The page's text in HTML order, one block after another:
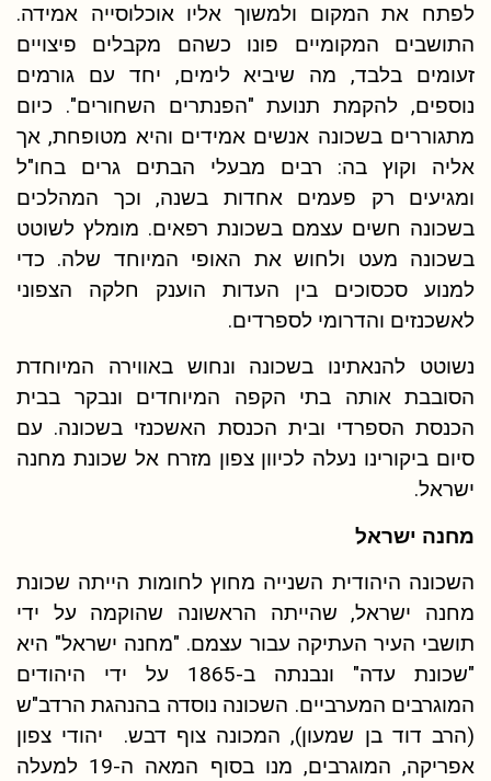
לפתח את המקום ולמשוך אליו אוכלוסייה אמידה.
התושבים המקומיים פונו כשהם מקבלים פיצויים
זעומים בלבד, מה שיביא לימים, יחד עם גורמים
נוספים, להקמת תנועת "הפנתרים השחורים". כיום
מתגוררים בשכונה אנשים אמידים והיא מטופחת, אך
אליה וקוץ בה: רבים מבעלי הבתים גרים בחו"ל
ומגיעים רק פעמים אחדות בשנה, וכך המהלכים
בשכונה חשים עצמם בשכונת רפאים. מומלץ לשוטט
בשכונה מעט ולחוש את האופי המיוחד שלה. כדי
למנוע סכסוכים בין העדות הוענק חלקה הצפוני
לאשכנזים והדרומי לספרדים.
נשוטט להנאתינו בשכונה ונחוש באווירה המיוחדת
הסובבת אותה בתי הקפה המיוחדים ונבקר בבית
הכנסת הספרדי ובית הכנסת האשכנזי בשכונה. עם
סיום ביקורינו נעלה לכיוון צפון מזרח אל שכונת מחנה
ישראל.
מחנה ישראל
השכונה היהודית השנייה מחוץ לחומות הייתה שכונת
מחנה ישראל, שהייתה הראשונה שהוקמה על ידי
תושבי העיר העתיקה עבור עצמם. "מחנה ישראל" היא
"שכונת עדה" ונבנתה ב-1865 על ידי היהודים
המוגרבים המערביים. השכונה נוסדה בהנהגת הרדב"ש
(הרב דוד בן שמעון), המכונה צוף דבש. יהודי צפון
אפריקה, המוגרבים, מנו בסוף המאה ה-19 למעלה